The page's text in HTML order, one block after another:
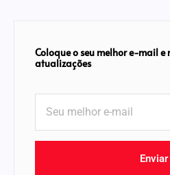
Coloque o seu melhor e-mail e
atualizações
Enviar